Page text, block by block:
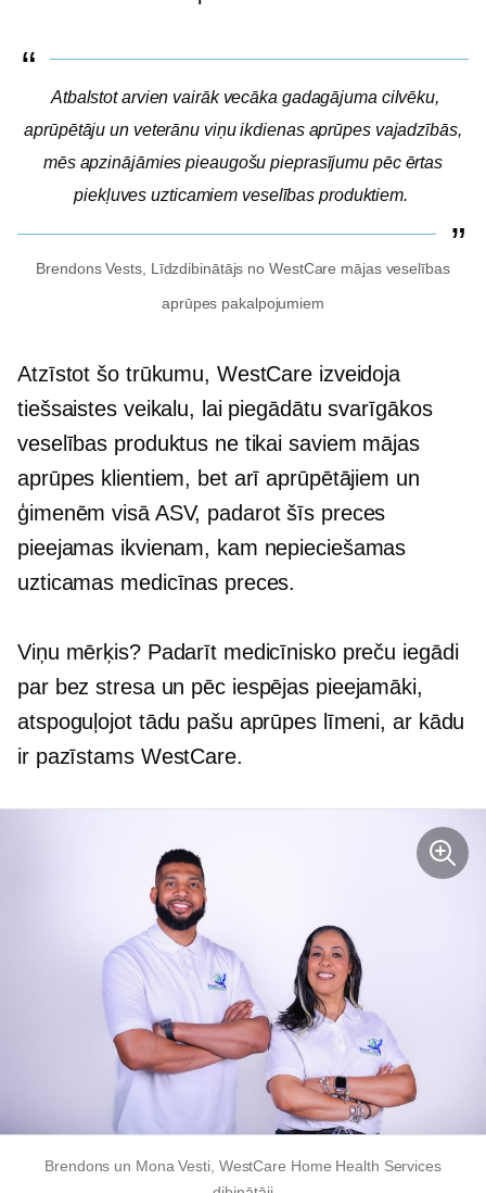
Atbalstot arvien vairāk vecāka gadagājuma cilvēku,
aprūpētāju un veterānu viņu ikdienas aprūpes vajadzībās,
mēs apzinājāmies pieaugošu pieprasījumu pēc ērtas
piekļuves uzticamiem veselības produktiem.
Brendons Vests, Līdzdibinātājs no WestCare mājas veselības
aprūpes pakalpojumiem
Atzīstot šo trūkumu, WestCare izveidoja
tiešsaistes veikalu, lai piegādātu svarīgākos
veselības produktus ne tikai saviem mājas
aprūpes klientiem, bet arī aprūpētājiem un
ģimenēm visā ASV, padarot šīs preces
pieejamas ikvienam, kam nepieciešamas
uzticamas medicīnas preces.
Viņu mērķis? Padarīt medicīnisko preču iegādi
par bez stresaun pēc iespējas pieejamāki,
atspoguļojot tādu pašu aprūpes līmeni, ar kādu
ir pazīstams WestCare.
Brendons un Mona Vesti, WestCare Home Health Services